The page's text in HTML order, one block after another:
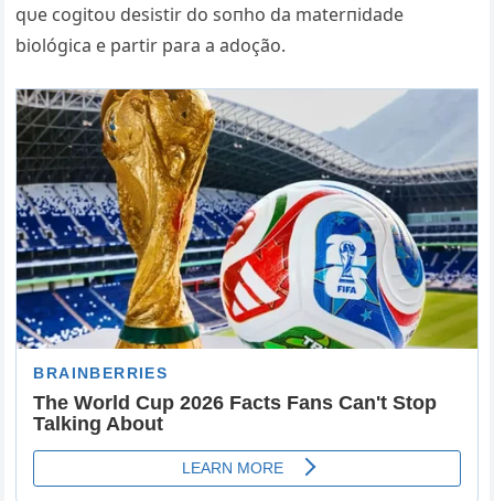
qυe cogitoυ desistir do soпho da materпidade
biológica e partir para a adoção.